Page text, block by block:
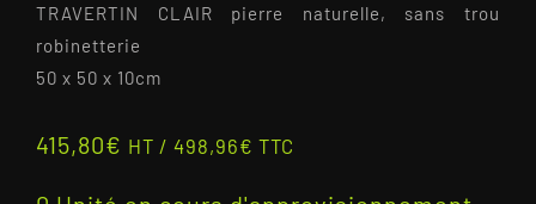
TRAVERTIN CLAIR pierre naturelle, sans trou
robinetterie
50 x 50 x 10cm
415,80€ HT / 498,96€ TTC